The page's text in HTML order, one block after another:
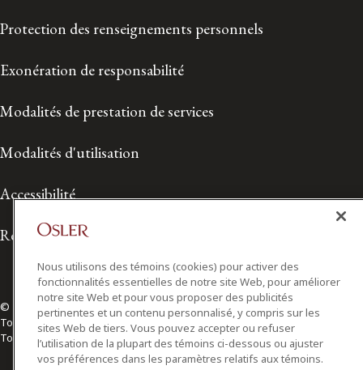
Protection des renseignements personnels
Exonération de responsabilité
Modalités de prestation de services
Modalités d'utilisation
Accessibilité
Relations avec les médias
© 2026 Osler, Hoskin & Harcourt S.E.N.C.R.L./s.r.l.
Tous droits réservés
Toronto | Montréal | Calgary | Vancouver | Ottawa | New York
Nous utilisons des témoins (cookies) pour activer des
fonctionnalités essentielles de notre site Web, pour améliorer
notre site Web et pour vous proposer des publicités
pertinentes et un contenu personnalisé, y compris sur les
sites Web de tiers. Vous pouvez accepter ou refuser
l’utilisation de la plupart des témoins ci-dessous ou ajuster
vos préférences dans les paramètres relatifs aux témoins.